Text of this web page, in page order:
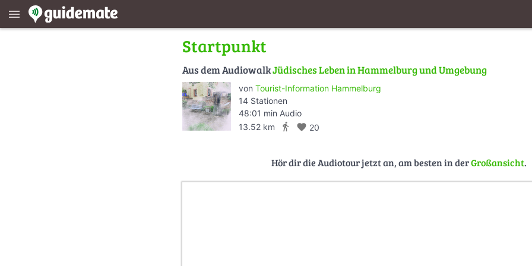
menu
Startpunkt
Aus dem AudiowalkJüdisches Leben in Hammelburg und Umgebung
von Tourist-Information Hammelburg
14 Stationen
48:01 min Audio
13.52 km
directions_walk favorite 20
Hör dir die Audiotour jetzt an, am besten in derGroßansicht.